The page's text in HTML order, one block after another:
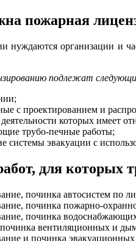
пожарная
организации и
подлежат
с проектированием и
которых имеет
трубо-печные работы;
эвакуации с
для которых
починка автосистем по
починка пожарно-
починка
вентиляционных и
и починка